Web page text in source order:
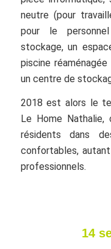
neutre (pour
pour le
stockage, un
piscine
un centre de
2018 est alors le
Le Home
résidents dans
confortables,
professionnels.
14